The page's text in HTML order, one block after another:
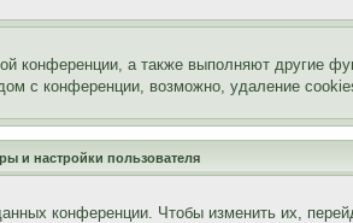
конференции, а также выполняют другие
с конференции, возможно, удаление
и настройки пользователя
конференции. Чтобы изменить их,